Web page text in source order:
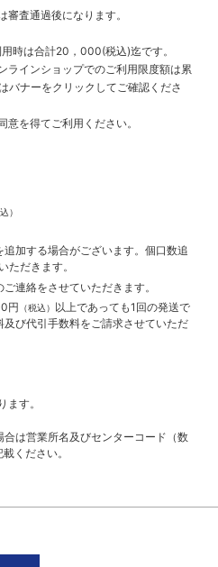
査通過後になります。
時は合計20，000(税込)迄です。
ラインショップでのご利用限度額は累
バナーをクリックしてご確認くださ
を得てご利用ください。
）
加する場合がございます。個口数追
ただきます。
連絡をさせていただきます。
円 （税込） 以上であっても1回の発送で
び代引手数料をご請求させていただ
す。
は営業所名及びセンターコード（数
ください。